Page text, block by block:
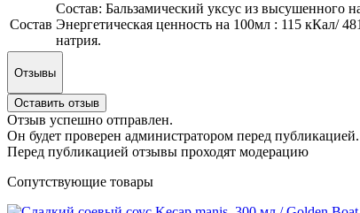
Состав
Состав: Бальзамический уксус из высушенного
Энергетическая ценность на 100мл : 115 кКал/
натрия.
Отзывы
Оставить отзыв
Отзыв успешно отправлен.
Он будет проверен администратором перед публикацией.
Перед публикацией отзывы проходят модерацию
Сопутствующие товары